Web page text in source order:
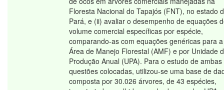
Floresta Nacional do Tapajós (FNT), no estado
Pará, e (ii) avaliar o desempenho de equações
volume comercial específicas por espécie,
comparando-as com equações genéricas para a
Área de Manejo Florestal (AMF) e por Unidade
Produção Anual (UPA). Para o estudo de ambas
questões colocadas, utilizou-se uma base de
composta por 30.026 árvores, de 43 espécies,